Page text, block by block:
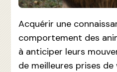
Acquérir une
comportement des
à anticiper leurs
de meilleures prises de